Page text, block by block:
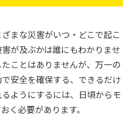
まな災害がいつ・どこで起こ
が及ぶかは誰にもわかりませ
ことはありませんが、万一の
安全を確保する、できるだけ
ようにするには、日頃からモ
く必要があります。